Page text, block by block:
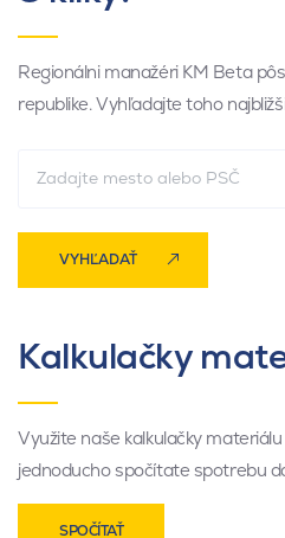
Regionálni manažéri KM Beta
republike. Vyhľadajte toho
VYHĽADAŤ
Kalkulačky
Využite naše kalkulačky
jednoducho spočítate spotrebu
SPOČÍTAŤ